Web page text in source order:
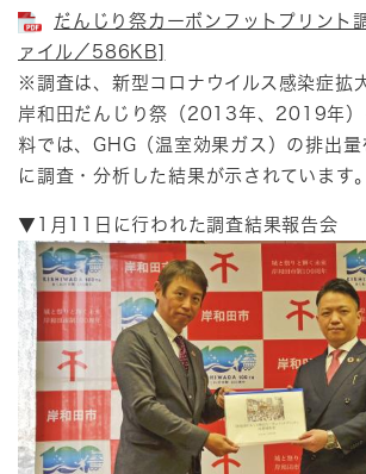
だんじり祭カーボンフットプリント
ァイル／586KB]
※調査は、新型コロナウイルス感染症拡
岸和田だんじり祭（2013年、2019年）
料では、GHG（温室効果ガス）の排出量
に調査・分析した結果が示されています。
▼1月11日に行われた調査結果報告会